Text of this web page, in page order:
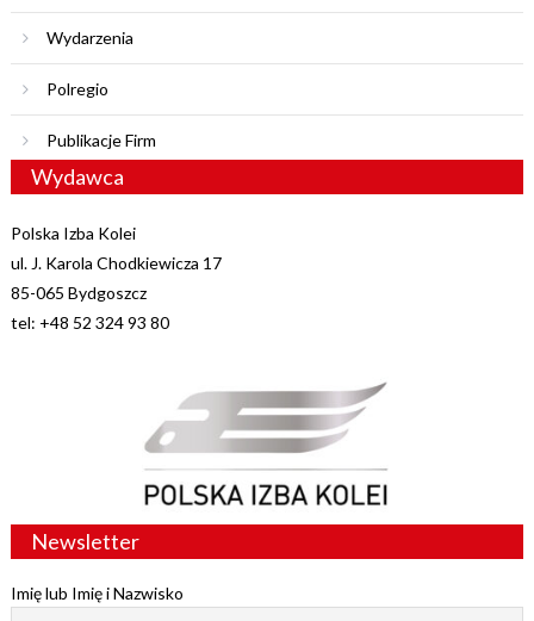
Wydarzenia
Polregio
Publikacje Firm
Wydawca
Polska Izba Kolei
ul. J. Karola Chodkiewicza 17
85-065 Bydgoszcz
tel: +48 52 324 93 80
Newsletter
Imię lub Imię i Nazwisko